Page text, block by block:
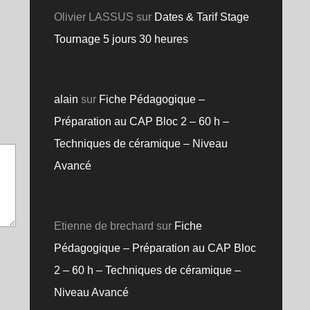
Olivier LASSUS sur Dates & Tarif Stage
Tournage 5 jours 30 heures
alain sur Fiche Pédagogique –
Préparation au CAP Bloc 2 – 60 h –
Techniques de céramique – Niveau
Avancé
Etienne de brechard sur Fiche
Pédagogique – Préparation au CAP Bloc
2 – 60 h – Techniques de céramique –
Niveau Avancé